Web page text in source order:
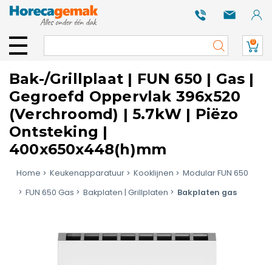
0
Bak-/Grillplaat | FUN 650 | Gas |
Gegroefd Oppervlak 396x520
(Verchroomd) | 5.7kW | Piëzo
Ontsteking |
400x650x448(h)mm
Home Keukenapparatuur Kooklijnen
Modular FUN 650
FUN 650 Gas
Bakplaten | Grillplaten Bakplaten gas